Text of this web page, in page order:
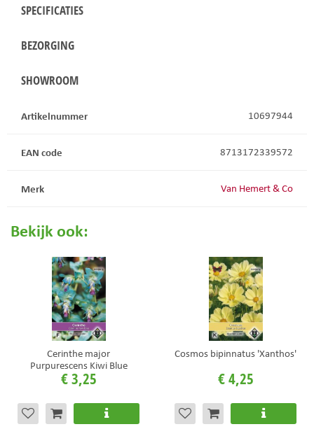
SPECIFICATIES
BEZORGING
SHOWROOM
Artikelnummer 10697944
EAN code 8713172339572
Merk Van Hemert & Co
Bekijk ook:
Cerinthe major
Purpurescens Kiwi Blue
€3,25
Cosmos bipinnatus 'Xanthos'
€4,25